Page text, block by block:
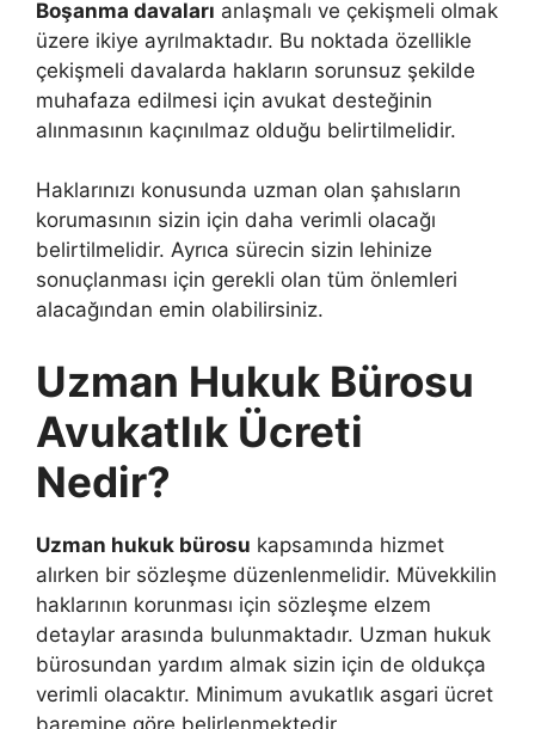
Boşanma davaları anlaşmalı ve çekişmeli olmak
üzere ikiye ayrılmaktadır. Bu noktada özellikle
çekişmeli davalarda hakların sorunsuz şekilde
muhafaza edilmesi için avukat desteğinin
alınmasının kaçınılmaz olduğu belirtilmelidir.
Haklarınızı konusunda uzman olan şahısların
korumasının sizin için daha verimli olacağı
belirtilmelidir. Ayrıca sürecin sizin lehinize
sonuçlanması için gerekli olan tüm önlemleri
alacağından emin olabilirsiniz.
Uzman Hukuk Bürosu
Avukatlık Ücreti
Nedir?
Uzman hukuk bürosu kapsamında hizmet
alırken bir sözleşme düzenlenmelidir. Müvekkilin
haklarının korunması için sözleşme elzem
detaylar arasında bulunmaktadır. Uzman hukuk
bürosundan yardım almak sizin için de oldukça
verimli olacaktır. Minimum avukatlık asgari ücret
baremine göre belirlenmektedir.